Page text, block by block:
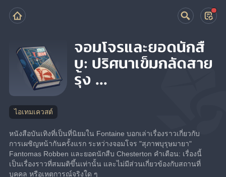
จอมโจรและยอดนักสื
บ: ปริศนาเข็มกลัดสาย
รุ้ง ...
ไอเทมเควสต์
หนังสือบันเทิงที่เป็นที่นิยมใน Fontaine บอกเล่าเรื่องราวเกี่ยวกับ
การเผชิญหน้ากันครั้งแรก ระหว่างจอมโจร "สุภาพบุรุษมายา"
Fantomas Robben และยอดนักสืบ Chesterton คำเตือน: เรื่องนี้
เป็นเรื่องราวที่สมมติขึ้นเท่านั้น และไม่มีส่วนเกี่ยวข้องกับสถานที่
บุคคล หรือเหตุการณ์จริงใด ๆ